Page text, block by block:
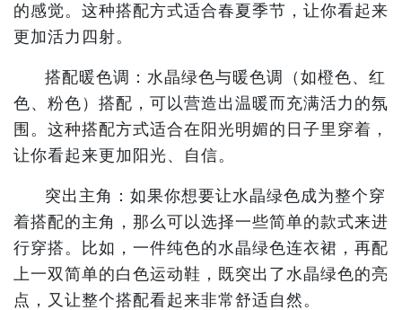
的感觉。这种搭配方式适合春夏季节，让你看起来
更加活力四射。
搭配暖色调：水晶绿色与暖色调（如橙色、红
色、粉色）搭配，可以营造出温暖而充满活力的氛
围。这种搭配方式适合在阳光明媚的日子里穿着，
让你看起来更加阳光、自信。
突出主角：如果你想要让水晶绿色成为整个穿
着搭配的主角，那么可以选择一些简单的款式来进
行穿搭。比如，一件纯色的水晶绿色连衣裙，再配
上一双简单的白色运动鞋，既突出了水晶绿色的亮
点，又让整个搭配看起来非常舒适自然。